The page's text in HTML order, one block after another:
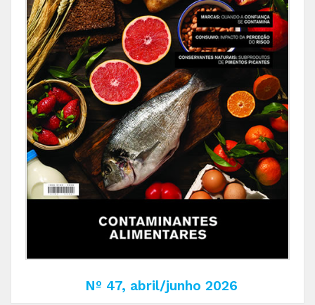
Nº 47, abril/junho 2026